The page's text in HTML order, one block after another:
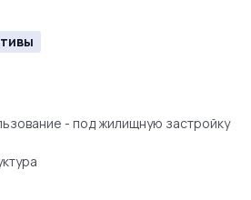
- под жилищную застройку